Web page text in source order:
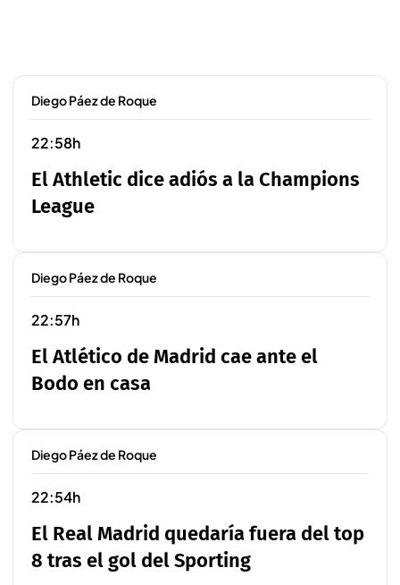
Diego Páez de Roque
22:58h
El Athletic dice adiós a la Champions
League
Diego Páez de Roque
22:57h
El Atlético de Madrid cae ante el
Bodo en casa
Diego Páez de Roque
22:54h
El Real Madrid quedaría fuera del top
8 tras el gol del Sporting